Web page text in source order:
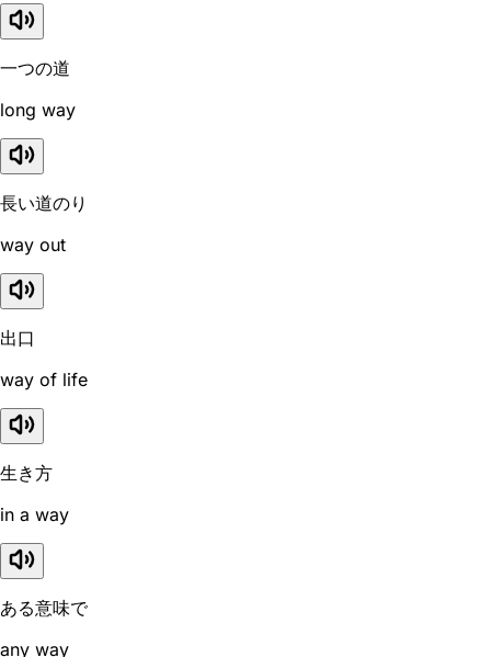
一つの道
long way
長い道のり
way out
出口
way of life
生き方
in a way
ある意味で
any way